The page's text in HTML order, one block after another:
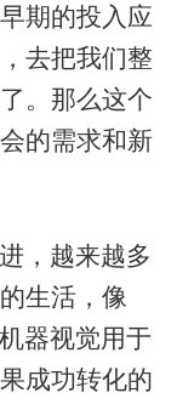
期的投入应
去把我们整
。那么这个
的需求和新
，越来越多
生活，像
器视觉用于
成功转化的